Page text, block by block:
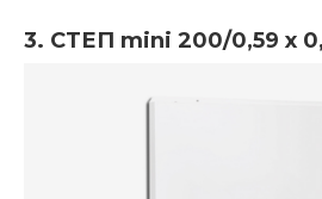
3. СТЕП mini 200/0,59 х